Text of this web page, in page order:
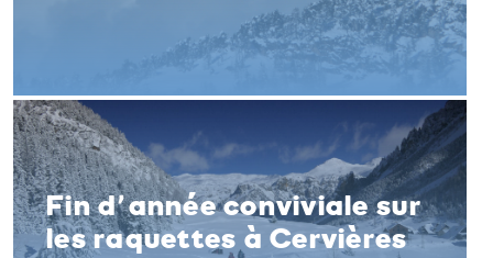
Fin d’année conviviale sur
les raquettes à Cervières